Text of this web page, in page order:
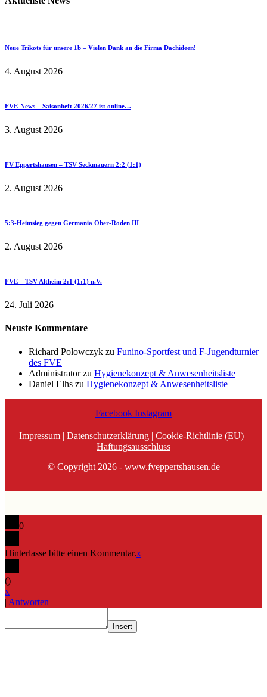
Neue Trikots für unsere 1b – Vielen Dank an die Firma Dachideen!
4. August 2026
FVE-News – Saisonheft 2026/27 ist online…
3. August 2026
FV Eppertshausen – TSV Seckmauern 2:2 (1:1)
2. August 2026
5:3-Heimsieg gegen Germania Ober-Roden III
2. August 2026
FVE – TSV Altheim 2:1 (1:1) n.V.
24. Juli 2026
Neuste Kommentare
Richard Polowczyk zu Funino-Sportfest und F-Jugendturnier
des FVE
Administratorzu Hygienekonzept & Anwesenheitsliste
Daniel Elhs zu Hygienekonzept & Anwesenheitsliste
Facebook Instagram
Impressum | Datenschutzerklärung | Cookie-Richtlinie (EU) |
Haftungsausschluss
© Copyright 2026 - www.fveppertshausen.de
0
Hinterlasse bitte einen Kommentar.x
()
x
| Antworten
Insert